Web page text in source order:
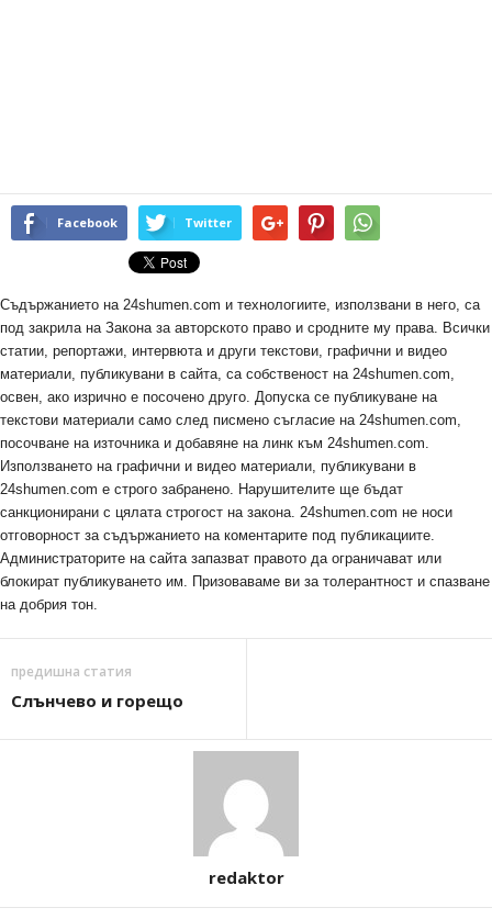
Facebook Twitter
Съдържанието на 24shumen.com и технологиите, използвани в него, са
под закрила на Закона за авторското право и сродните му права. Всички
статии, репортажи, интервюта и други текстови, графични и видео
материали, публикувани в сайта, са собственост на 24shumen.com,
освен, ако изрично е посочено друго. Допуска се публикуване на
текстови материали само след писмено съгласие на 24shumen.com,
посочване на източника и добавяне на линк към 24shumen.com.
Използването на графични и видео материали, публикувани в
24shumen.com е строго забранено. Нарушителите ще бъдат
санкционирани с цялата строгост на закона. 24shumen.com не носи
отговорност за съдържанието на коментарите под публикациите.
Администраторите на сайта запазват правото да ограничават или
блокират публикуването им. Призоваваме ви за толерантност и спазване
на добрия тон.
предишна статия
Слънчево и горещо
redaktor